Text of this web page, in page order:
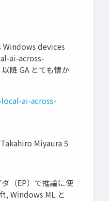
devices
ai-across-
降 GA とても懐か
ai-across-
Miyaura 5
（EP）で推論に使
Windows ML と